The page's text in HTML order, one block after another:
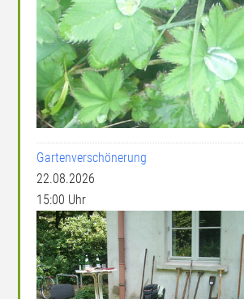
Gartenverschönerung
22.08.2026
15:00 Uhr